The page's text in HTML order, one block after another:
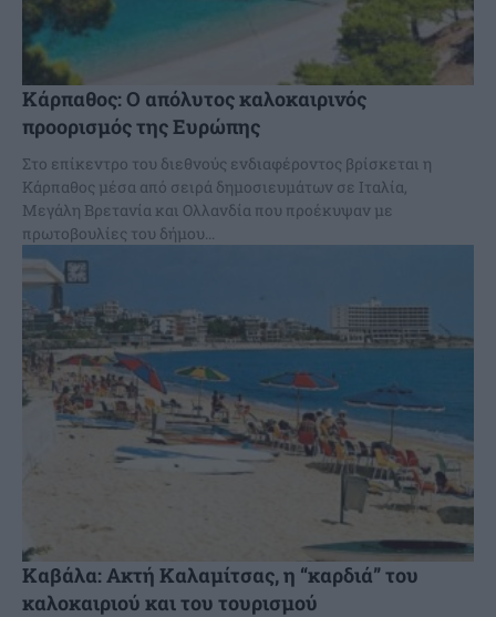
Κάρπαθος: Ο απόλυτος καλοκαιρινός
προορισμός της Ευρώπης
Στο επίκεντρο του διεθνούς ενδιαφέροντος βρίσκεται η
Κάρπαθος μέσα από σειρά δημοσιευμάτων σε Ιταλία,
Μεγάλη Βρετανία και Ολλανδία που προέκυψαν με
πρωτοβουλίες του δήμου...
Καβάλα: Ακτή Καλαμίτσας, η “καρδιά” του
καλοκαιριού και του τουρισμού